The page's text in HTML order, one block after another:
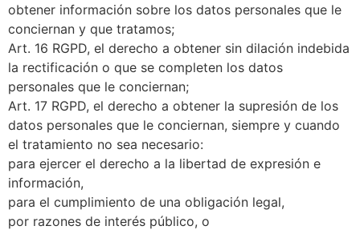
obtener información sobre los datos personales que le
conciernan y que tratamos;
Art. 16 RGPD, el derecho a obtener sin dilación indebida
la rectificación o que se completen los datos
personales que le conciernan;
Art. 17 RGPD, el derecho a obtener la supresión de los
datos personales que le conciernan, siempre y cuando
el tratamiento no sea necesario:
para ejercer el derecho a la libertad de expresión e
información,
para el cumplimiento de una obligación legal,
por razones de interés público, o